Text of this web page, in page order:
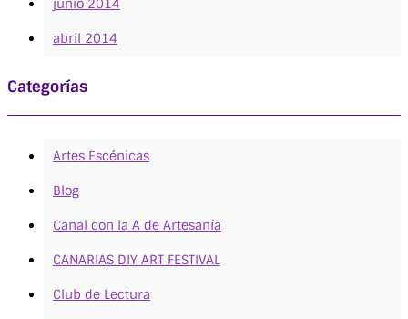
junio 2014
abril 2014
Categorías
Artes Escénicas
Blog
Canal con la A de Artesanía
CANARIAS DIY ART FESTIVAL
Club de Lectura